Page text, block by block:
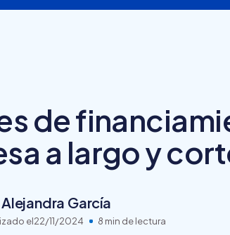
de
a largo y
García
el22/11/2024 8 min de lectura